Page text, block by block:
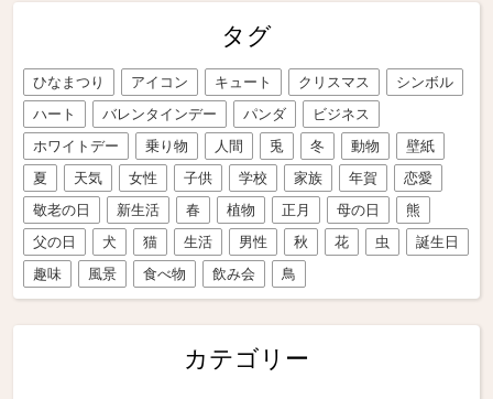
タグ
ひなまつり アイコン キュート クリスマス
シンボル
ハート
バレンタインデー パンダ
ビジネス
ホワイトデー
乗り物 人間 兎 冬 動物
壁紙
夏
天気 女性 子供 学校 家族 年賀
恋愛
敬老の日
新生活 春 植物 正月 母の日
熊
父の日
犬 猫 生活 男性 秋 花 虫
誕生日
趣味
風景 食べ物 飲み会 鳥
カテゴリー